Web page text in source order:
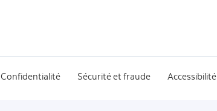
Confidentialité Sécurité et fraude Accessibilité